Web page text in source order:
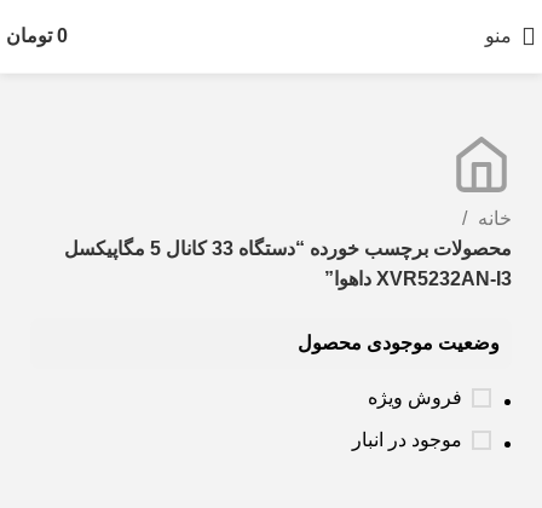
منو 0 تومان
خانه
محصولات برچسب خورده “دستگاه 33 کانال 5 مگاپیکسل
XVR5232AN-I3 داهوا”
وضعیت موجودی محصول
فروش ویژه
موجود در انبار